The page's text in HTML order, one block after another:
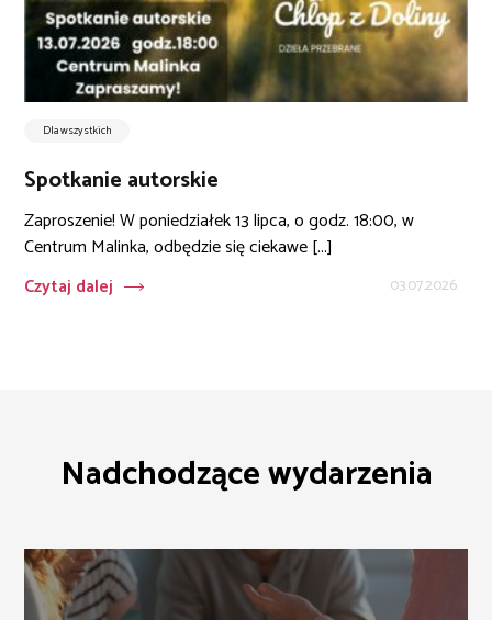
Dla wszystkich
Spotkanie autorskie
Zaproszenie! W poniedziałek 13 lipca, o godz. 18:00, w
Centrum Malinka, odbędzie się ciekawe [...]
Czytaj dalej
03.07.2026
Nadchodzące wydarzenia